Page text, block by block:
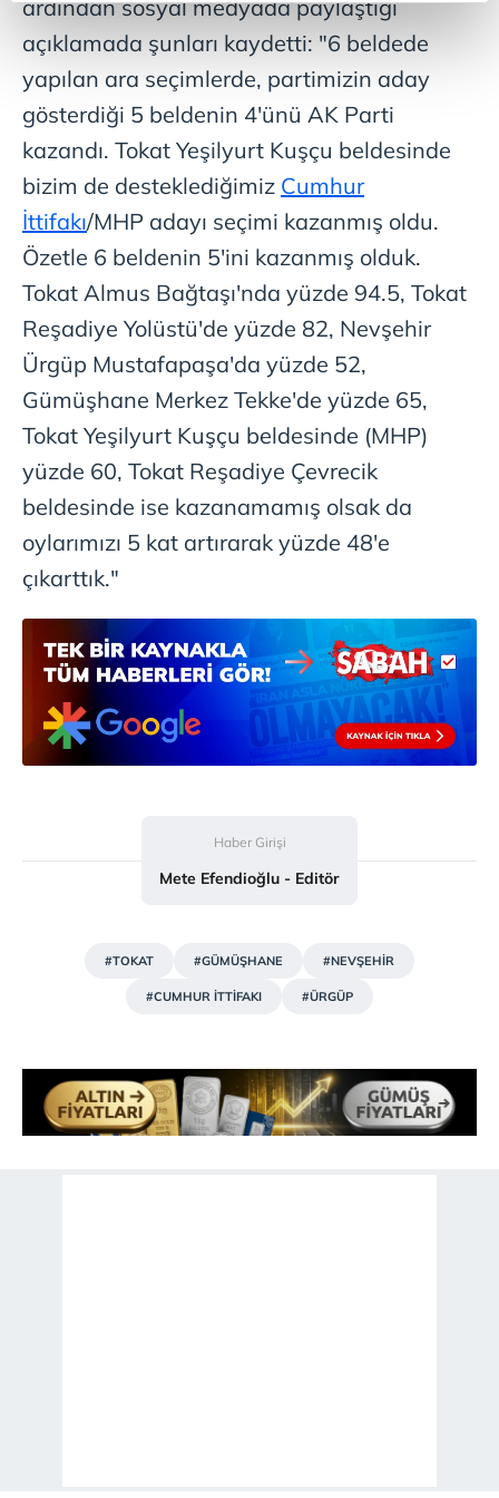
reklamların maliyetlerimizi karşılamak noktasında tek gelir
kalemimiz olduğunu sizlere hatırlatmak isteriz.
Her halükârda, kullanıcılar, bu çerezlere izin vermedikleri
takdirde, kullanıcılara hedefli reklamlar
gösterilmeyecektir."
Sizlere daha iyi bir hizmet sunabilmek için İnternet
Sitemizde kendimize ve üçüncü kişilere ait çerezler
kullanılmaktadır. Bu çerezler vasıtasıyla çeşitli kişisel
verileriniz işlenmekte olup gerekli olan çerezler bilgi
toplumu hizmetlerinin sunulması amacıyla
kullanılmaktadır. Diğer çerezler, sitemizin daha işlevsel
kılınması ve kişiselleştirilmesi ve sizlere yönelik
reklam/pazarlama faaliyetlerinin yapılması, amaçlarıyla
sınırlı olarak açık rızanız dahilinde kullanılacaktır.
Çerezlere ilişkin tercihlerinizi aşağıda yer alan panel
vasıtasıyla belirleyebilirsiniz. Çerezlere ilişkin detaylı bilgi
için Ayarlar butonuna tıklayabilir,Çerez Bilgilendirme
Metnimiziziyaret edebilirsiniz.
6698 sayılı Kişisel Verilerin Korunması Kanunu uyarınca
hazırlanmış Aydınlatma Metnimizi okumak ve sitemizde
ilgili mevzuata uygun olarak kullanılan çerezlerle ilgili bilgi
almak için lütfentıklayınız.
ardından sosyal medyada paylaştığı
açıklamada şunları kaydetti: "6 beldede
yapılan ara seçimlerde, partimizin aday
gösterdiği 5 beldenin 4'ünü AK Parti
kazandı. Tokat Yeşilyurt Kuşçu beldesinde
bizim de desteklediğimiz Cumhur
İttifakı/MHP adayı seçimi kazanmış oldu.
Özetle 6 beldenin 5'ini kazanmış olduk.
Tokat Almus Bağtaşı'nda yüzde 94.5, Tokat
Reşadiye Yolüstü'de yüzde 82, Nevşehir
Ürgüp Mustafapaşa'da yüzde 52,
Gümüşhane Merkez Tekke'de yüzde 65,
Tokat Yeşilyurt Kuşçu beldesinde (MHP)
yüzde 60, Tokat Reşadiye Çevrecik
beldesinde ise kazanamamış olsak da
oylarımızı 5 kat artırarak yüzde 48'e
çıkarttık."
Haber Girişi
Mete Efendioğlu - Editör
#TOKAT #GÜMÜŞHANE #NEVŞEHİR
#CUMHUR İTTİFAKI #ÜRGÜP